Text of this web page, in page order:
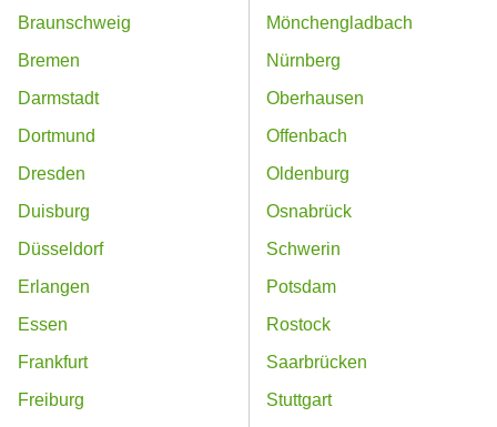
Braunschweig
Bremen
Darmstadt
Dortmund
Dresden
Duisburg
Düsseldorf
Erlangen
Essen
Frankfurt
Freiburg
Mönchengladbach
Nürnberg
Oberhausen
Offenbach
Oldenburg
Osnabrück
Schwerin
Potsdam
Rostock
Saarbrücken
Stuttgart